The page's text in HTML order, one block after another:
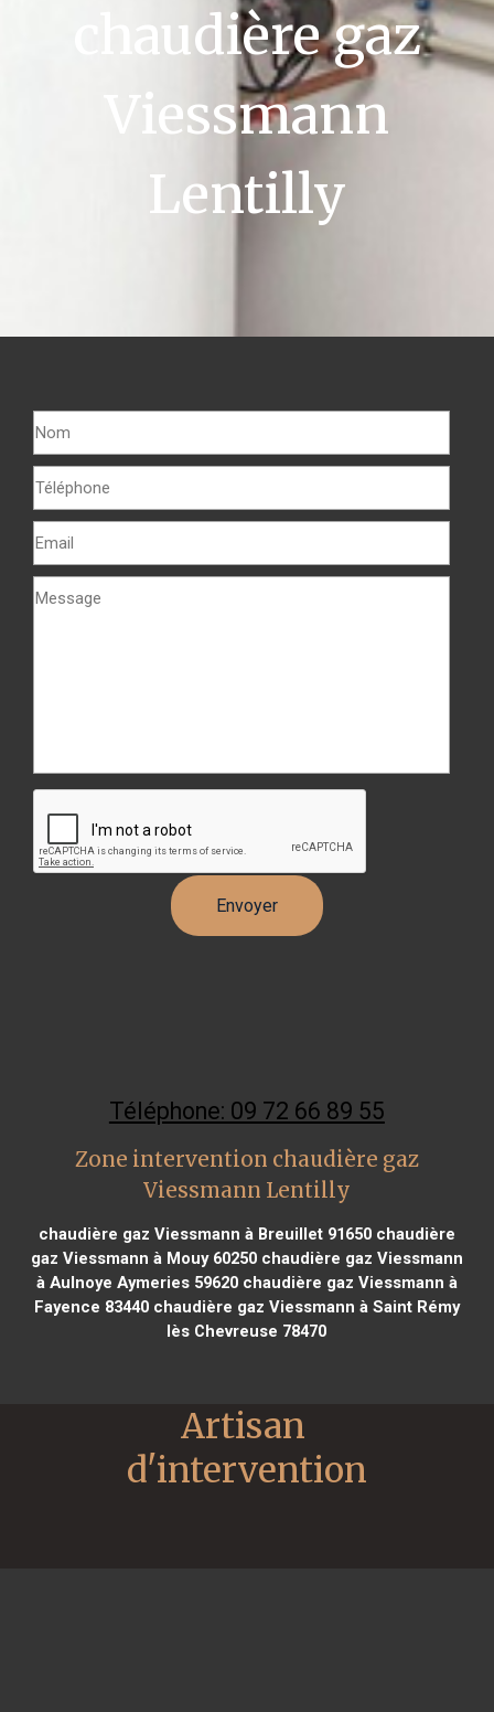
chaudière gaz
Viessmann
Lentilly
Téléphone: 09 72 66 89 55
Zone intervention chaudière gaz
Viessmann Lentilly
chaudière gaz Viessmann à Breuillet 91650chaudière
gaz Viessmann à Mouy 60250chaudière gaz Viessmann
à Aulnoye Aymeries 59620chaudière gaz Viessmann à
Fayence 83440chaudière gaz Viessmann à Saint Rémy
lès Chevreuse 78470
Artisan
d'intervention